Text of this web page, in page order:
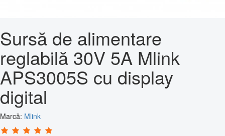
Sursă de alimentare
reglabilă 30V 5A Mlink
APS3005S cu display
digital
Marcă: Mlink